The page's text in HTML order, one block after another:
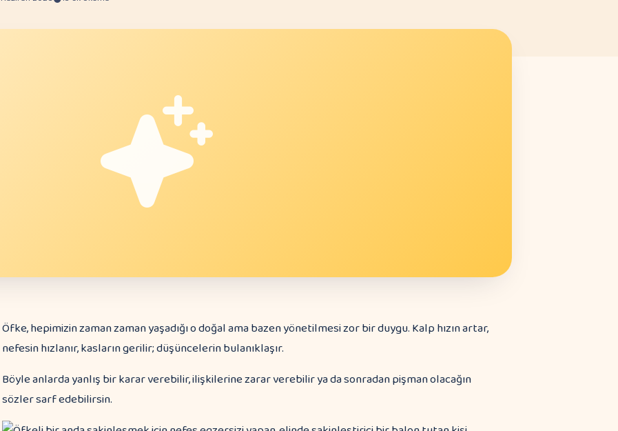
Öfke, hepimizin zaman zaman yaşadığı o doğal ama bazen yönetilmesi zor bir duygu. Kalp hızın artar,
nefesin hızlanır, kasların gerilir; düşüncelerin bulanıklaşır.
Böyle anlarda yanlış bir karar verebilir, ilişkilerine zarar verebilir ya da sonradan pişman olacağın
sözler sarf edebilirsin.